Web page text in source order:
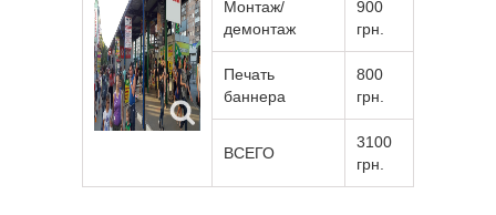
Монтаж/
демонтаж
900
грн.
Печать
баннера
800
грн.
ВСЕГО
3100
грн.